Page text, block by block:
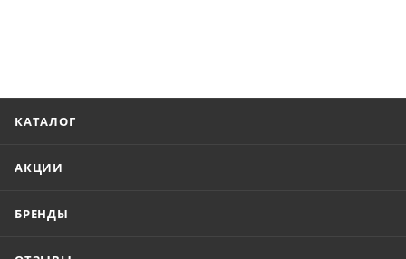
КАТАЛОГ
АКЦИИ
БРЕНДЫ